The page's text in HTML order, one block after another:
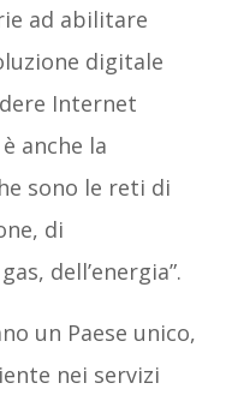
ad abilitare
digitale
Internet
anche la
sono le reti di
di
dell’energia”.
un Paese unico,
nei servizi